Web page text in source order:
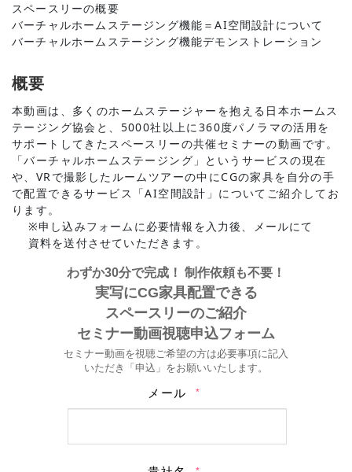
スペースリーの概要
バーチャルホームステージング機能＝AI空間設計について
バーチャルホームステージング機能デモンストレーション
概要
本動画は、多くのホームステージャーを抱える日本ホームス
テージング協会と、5000社以上に360度パノラマの活用を
サポートしてきたスペースリーの共催セミナーの動画です。
「バーチャルホームステージング」というサービスの現在
や、VRで撮影したルームツアーの中にCGの家具を自分の手
で配置できるサービス「AI空間設計」についてご紹介してお
ります。
※申し込みフォームに必要情報を入力後、メールにて
資料を送付させていただきます。